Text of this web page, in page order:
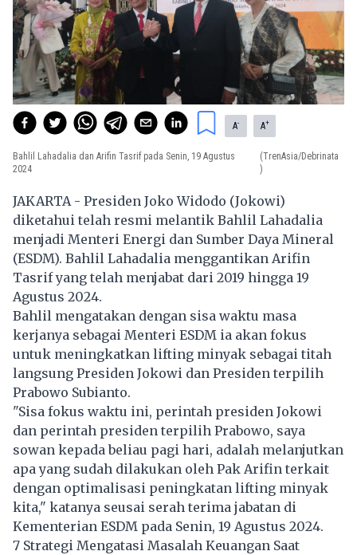
A- A+
Bahlil Lahadalia dan Arifin Tasrif pada Senin, 19 Agustus
2024
(TrenAsia/Debrinata
)
JAKARTA - Presiden Joko Widodo (Jokowi)
diketahui telah resmi melantik Bahlil Lahadalia
menjadi Menteri Energi dan Sumber Daya Mineral
(ESDM). Bahlil Lahadalia menggantikan Arifin
Tasrif yang telah menjabat dari 2019 hingga 19
Agustus 2024.
Bahlil mengatakan dengan sisa waktu masa
kerjanya sebagai Menteri ESDM ia akan fokus
untuk meningkatkan lifting minyak sebagai titah
langsung Presiden Jokowi dan Presiden terpilih
Prabowo Subianto.
"Sisa fokus waktu ini, perintah presiden Jokowi
dan perintah presiden terpilih Prabowo, saya
sowan kepada beliau pagi hari, adalah melanjutkan
apa yang sudah dilakukan oleh Pak Arifin terkait
dengan optimalisasi peningkatan lifting minyak
kita," katanya seusai serah terima jabatan di
Kementerian ESDM pada Senin, 19 Agustus 2024.
7 Strategi Mengatasi Masalah Keuangan Saat